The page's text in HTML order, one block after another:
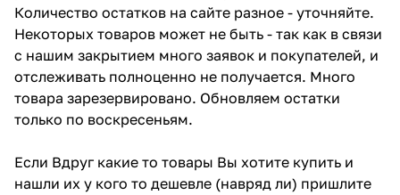
Количество остатков на сайте разное - уточняйте.
Некоторых товаров может не быть - так как в связи
с нашим закрытием много заявок и покупателей, и
отслеживать полноценно не получается. Много
товара зарезервировано. Обновляем остатки
только по воскресеньям.
Если Вдруг какие то товары Вы хотите купить и
нашли их у кого то дешевле (навряд ли) пришлите